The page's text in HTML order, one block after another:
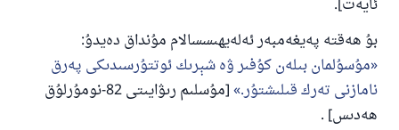
ئايەت].
بۇ ھەقتە پەيغەمبەر ئەلەيھىسسالام مۇنداق دەيدۇ:
مۇسۇلمان بىلەن كۇفىر ۋە شېرىك ئوتتۇرسىدىكى پەرق
نامازنى تەرك قىلىشتۇر.
[مۇسلىم رىۋايىتى 82-نومۇرلۇق
ھەدىس] .
110845 - نومۇرلۇق سوئالنىڭ جاۋابى
ئائىلىنى ساقلاپ قالدى
ئۇممەتكە جاۋاپ بېرىشىمىزگە ياردەم قىلىڭ